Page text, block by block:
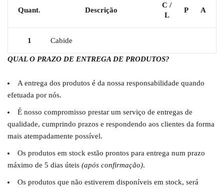
Quant. Descrição
C /
L
P A
1 Cabide
QUAL O PRAZO DE ENTREGA DE PRODUTOS?
A entrega dos produtos é da nossa responsabilidade quando
efetuada por nós.
É nosso compromisso prestar um serviço de entregas de
qualidade, cumprindo prazos e respondendo aos clientes da forma
mais atempadamente possível.
Os produtos em stock estão prontos para entrega num prazo
máximo de 5 dias úteis (após confirmação).
Os produtos que não estiverem disponíveis em stock, será